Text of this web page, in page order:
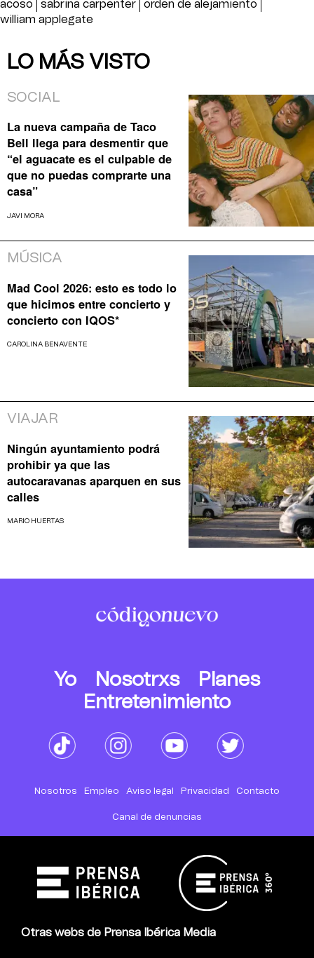
acoso sabrina carpenter
orden de alejamiento
william applegate
LO MÁS VISTO
SOCIAL
La nueva campaña de Taco
Bell llega para desmentir que
“el aguacate es el culpable de
que no puedas comprarte una
casa”
JAVI MORA
MÚSICA
Mad Cool 2026: esto es todo lo
que hicimos entre concierto y
concierto con IQOS*
CAROLINA BENAVENTE
VIAJAR
Ningún ayuntamiento podrá
prohibir ya que las
autocaravanas aparquen en sus
calles
MARIO HUERTAS
Yo Nosotrxs
Planes
Entretenimiento
Nosotros Empleo Aviso legal Privacidad Contacto
Canal de denuncias
Otras webs de Prensa Ibérica Media